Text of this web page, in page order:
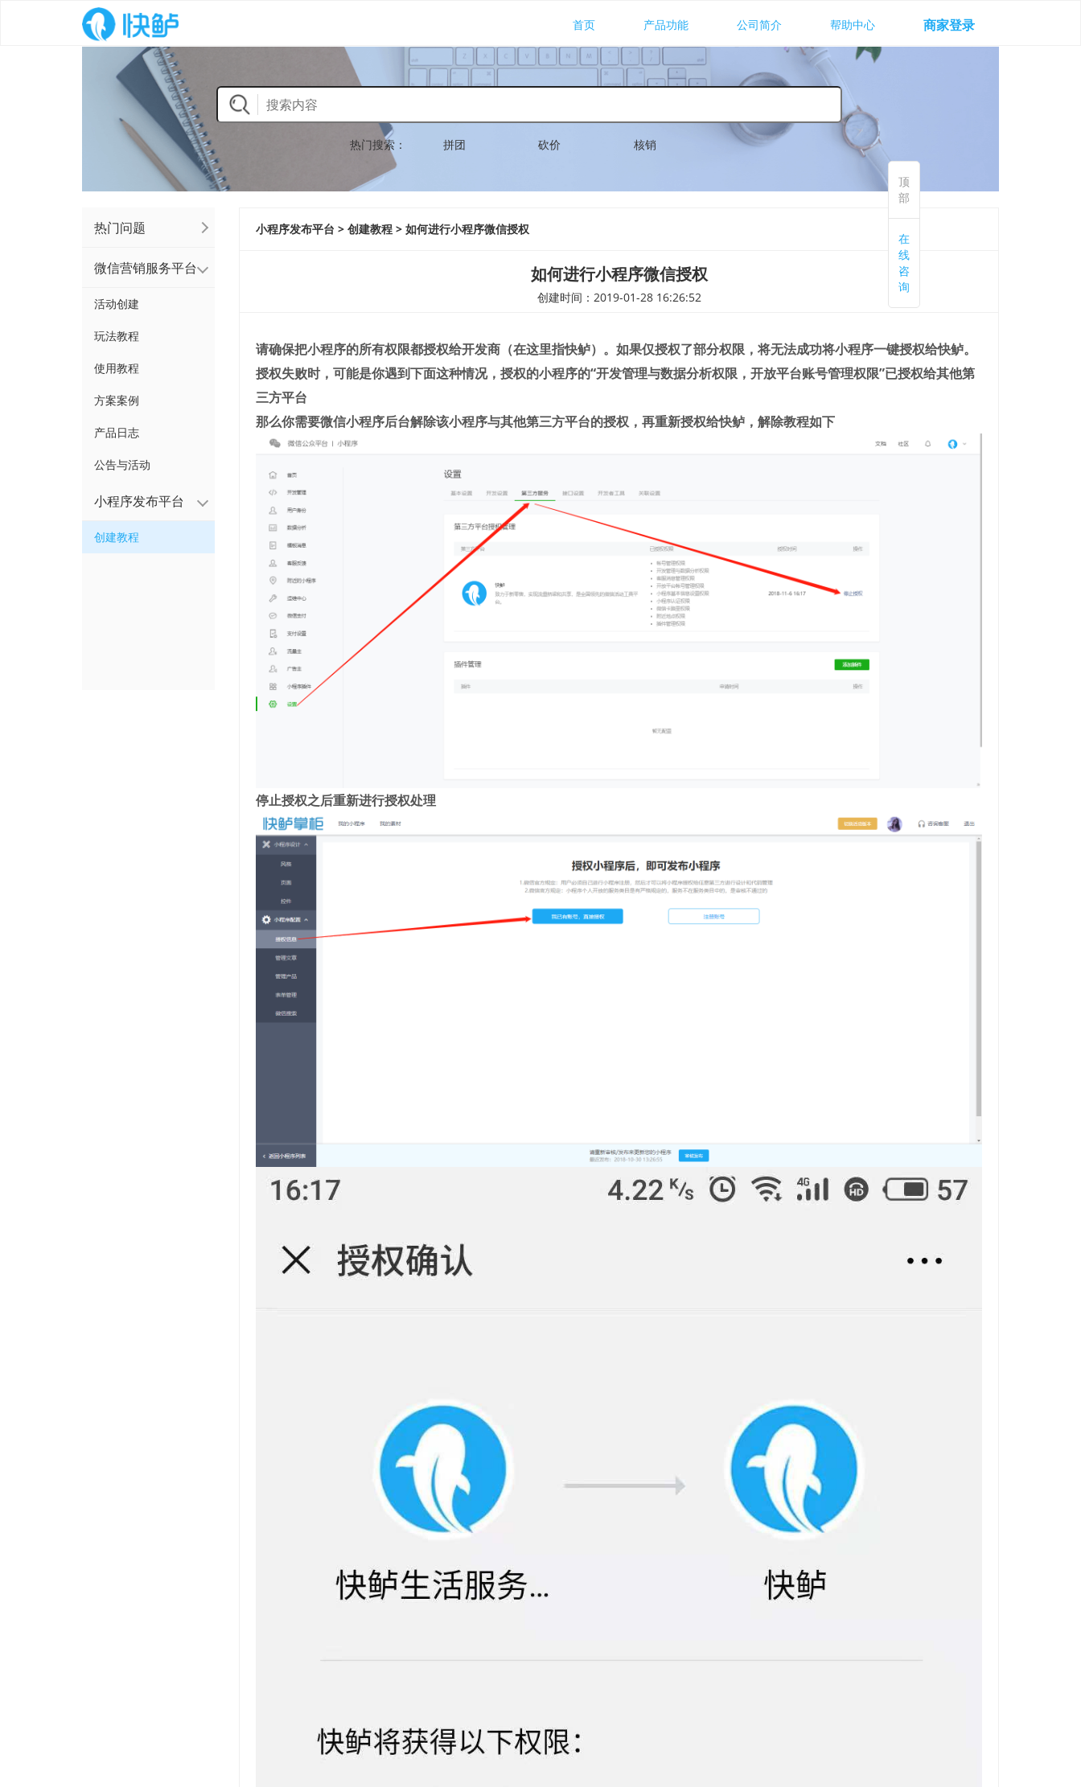
首页 产品功能 公司简介 帮助中心 商家登录
热门搜索： 拼团 砍价 核销
热门问题
微信营销服务平台
活动创建
玩法教程
使用教程
方案案例
产品日志
公告与活动
小程序发布平台
创建教程
小程序发布平台 > 创建教程 > 如何进行小程序微信授权
如何进行小程序微信授权
创建时间：2019-01-28 16:26:52
请确保把小程序的所有权限都授权给开发商（在这里指快鲈）。如果仅授权了部分权限，将无法成功将小程序一键授权给快鲈。
授权失败时，可能是你遇到下面这种情况，授权的小程序的“开发管理与数据分析权限，开放平台账号管理权限”已授权给其他第
三方平台
那么你需要微信小程序后台解除该小程序与其他第三方平台的授权，再重新授权给快鲈，解除教程如下
停止授权之后重新进行授权处理
顶
部
在
线
咨
询